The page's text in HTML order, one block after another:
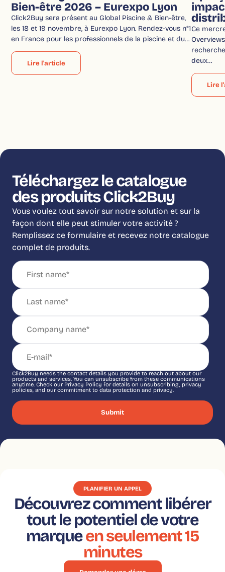
Bien-être 2026 – Eurexpo Lyon
Click2Buy sera présent au Global Piscine & Bien-être,
les 18 et 19 novembre, à Eurexpo Lyon. Rendez-vous n°1
en France pour les professionnels de la piscine et du…
Lire l'article
Ce
deux…
Lire
Téléchargez le catalogue
des produits Click2Buy
Vous voulez tout savoir sur notre solution et sur la
façon dont elle peut stimuler votre activité ?
Remplissez ce formulaire et recevez notre catalogue
complet de produits.
Click2Buy needs the contact details you provide to reach out about our
products and services. You can unsubscribe from these communications
anytime. Check our Privacy Policy for details on unsubscribing, privacy
policies, and our commitment to data protection and privacy.
PLANIFIER UN APPEL
Découvrez comment libérer
tout le potentiel de votre
marqueen seulement 15
minutes